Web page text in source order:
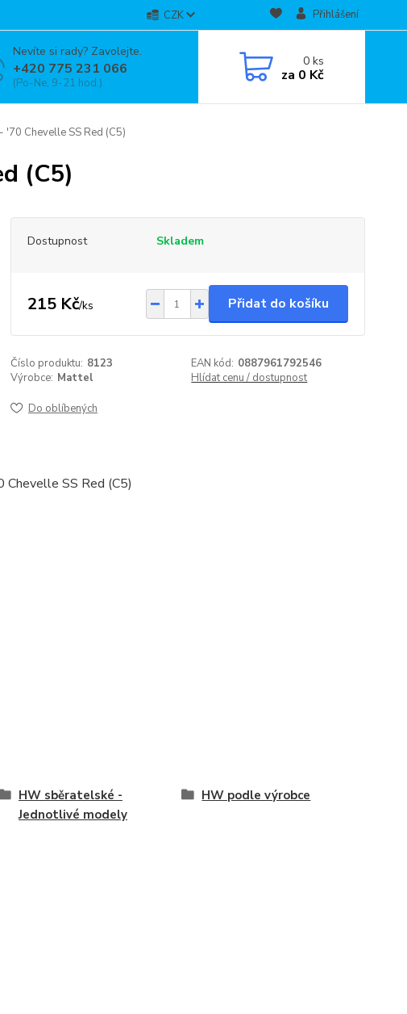
CZK Přihlášení
Nevíte si rady? Zavolejte.
+420 775 231 066
(Po-Ne, 9-21 hod.)
0ks
za 0 Kč
'70 Chevelle SS Red (C5)
(C5)
Dostupnost Skladem
215 Kč/ks Přidat do košíku
Číslo produktu: 8123 EAN kód: 0887961792546
Výrobce: Mattel Hlídat cenu / dostupnost
Do oblíbených
SS Red (C5)
HW sběratelské -
Jednotlivé modely
HW podle výrobce